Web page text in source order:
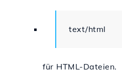
text/html
für HTML-Dateien.